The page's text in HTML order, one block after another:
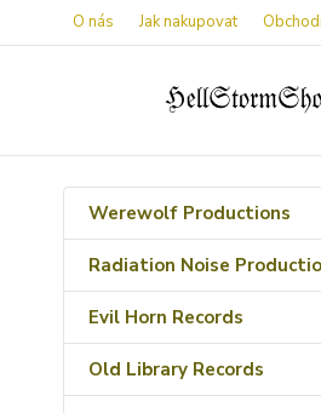
O nás Jak nakupovat
Werewolf Productions
Radiation Noise
Evil Horn Records
Old Library Records